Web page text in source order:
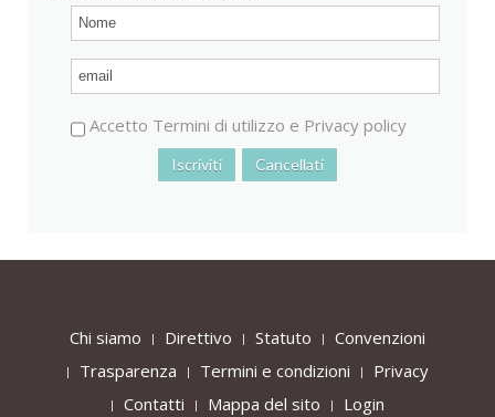
Accetto Termini di utilizzo e Privacy policy
Chi siamo Direttivo Statuto
Convenzioni
Trasparenza
Termini e condizioni
Privacy
Contatti
Mappa del sito Login